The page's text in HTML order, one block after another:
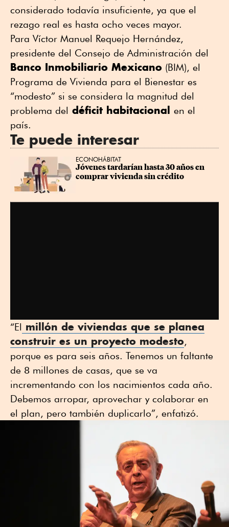
considerado todavía insuficiente, ya que el
rezago real es hasta ocho veces mayor.
Para Víctor Manuel Requejo Hernández,
presidente del Consejo de Administración del
Banco Inmobiliario Mexicano (BIM), el
Programa de Vivienda para el Bienestar es
“modesto” si se considera la magnitud del
problema del déficit habitacional en el
país.
Te puede interesar
ECONOHÁBITAT
Jóvenes tardarían hasta 30 años en
comprar vivienda sin crédito
“El millón de viviendas que se planea
construir es un proyecto modesto,
porque es para seis años. Tenemos un faltante
de 8 millones de casas, que se va
incrementando con los nacimientos cada año.
Debemos arropar, aprovechar y colaborar en
el plan, pero también duplicarlo”, enfatizó.